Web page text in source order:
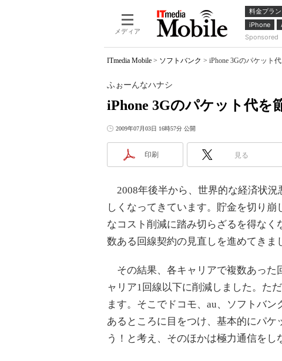
メディア
料金プラン
iPhone
Sponsored
ITmedia Mobile > ソフトバンク > iPhone 3Gのパケット
iPhone 3Gのパケット代を
ふぉーんなハナシ
2009年07月03日 16時57分 公開
印刷 見る
2008年後半から、世界的な経済状況
しくなってきています。貯金を切り
なコスト削減に踏み切らざるを得な
数ある回線契約の見直しを進めてきま
その結果、各キャリアで複数あった
ャリア1回線以下に削減しました。た
ます。そこでドコモ、au、ソフトバ
あるところに目をつけ、基本的にパ
う！と考え、そのほかは極力通信をし